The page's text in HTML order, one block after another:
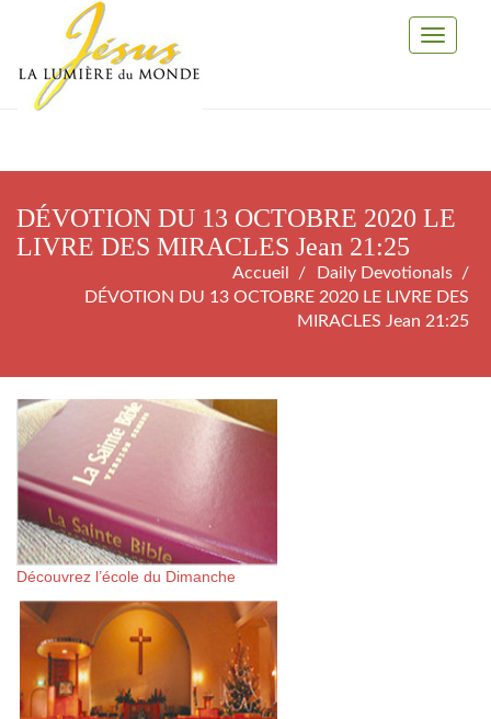
Toggle
DÉVOTION DU 13 OCTOBRE 2020 LE
LIVRE DES MIRACLES Jean 21:25
Accueil
Daily Devotionals
DÉVOTION DU 13 OCTOBRE 2020 LE LIVRE DES
MIRACLES Jean 21:25
Découvrez l’école du Dimanche